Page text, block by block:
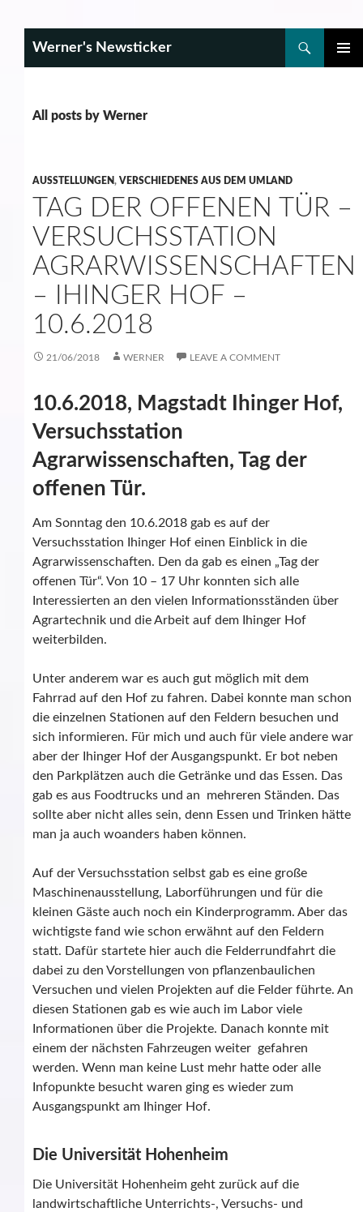
Werner's Newsticker
All posts by Werner
AUSSTELLUNGEN, VERSCHIEDENES AUS DEM UMLAND
TAG DER OFFENEN TÜR –
VERSUCHSSTATION
AGRARWISSENSCHAFTEN
– IHINGER HOF –
10.6.2018
21/06/2018 WERNER LEAVE A COMMENT
10.6.2018, Magstadt Ihinger Hof,
Versuchsstation
Agrarwissenschaften, Tag der
offenen Tür.
Am Sonntag den 10.6.2018 gab es auf der
Versuchsstation Ihinger Hof einen Einblick in die
Agrarwissenschaften. Den da gab es einen „Tag der
offenen Tür“. Von 10 – 17 Uhr konnten sich alle
Interessierten an den vielen Informationsständen über
Agrartechnik und die Arbeit auf dem Ihinger Hof
weiterbilden.
Unter anderem war es auch gut möglich mit dem
Fahrrad auf den Hof zu fahren. Dabei konnte man schon
die einzelnen Stationen auf den Feldern besuchen und
sich informieren. Für mich und auch für viele andere war
aber der Ihinger Hof der Ausgangspunkt. Er bot neben
den Parkplätzen auch die Getränke und das Essen. Das
gab es aus Foodtrucks und an mehreren Ständen. Das
sollte aber nicht alles sein, denn Essen und Trinken hätte
man ja auch woanders haben können.
Auf der Versuchsstation selbst gab es eine große
Maschinenausstellung, Laborführungen und für die
kleinen Gäste auch noch ein Kinderprogramm. Aber das
wichtigste fand wie schon erwähnt auf den Feldern
statt. Dafür startete hier auch die Felderrundfahrt die
dabei zu den Vorstellungen von pflanzenbaulichen
Versuchen und vielen Projekten auf die Felder führte. An
diesen Stationen gab es wie auch im Labor viele
Informationen über die Projekte. Danach konnte mit
einem der nächsten Fahrzeugen weiter gefahren
werden. Wenn man keine Lust mehr hatte oder alle
Infopunkte besucht waren ging es wieder zum
Ausgangspunkt am Ihinger Hof.
Die Universität Hohenheim
Die Universität Hohenheim geht zurück auf die
landwirtschaftliche Unterrichts-, Versuchs- und